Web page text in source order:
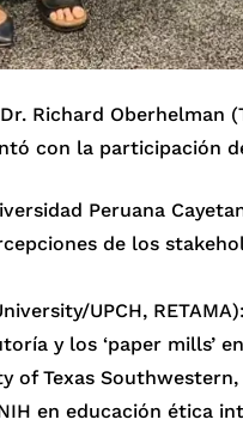
Richard Oberhelman
con la participación
Peruana
de los
UPCH,
y los ‘paper mills’
of Texas
en educación ética